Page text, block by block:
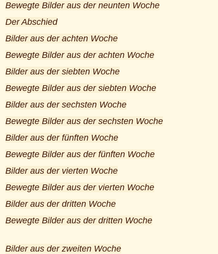
Bewegte Bilder aus der neunten Woche
Der Abschied
Bilder aus der achten Woche
Bewegte Bilder aus der achten Woche
Bilder aus der siebten Woche
Bewegte Bilder aus der siebten Woche
Bilder aus der sechsten Woche
Bewegte Bilder aus der sechsten Woche
Bilder aus der fünften Woche
Bewegte Bilder aus der fünften Woche
Bilder aus der vierten Woche
Bewegte Bilder aus der vierten Woche
Bilder aus der dritten Woche
Bewegte Bilder aus der dritten Woche
Bilder aus der zweiten Woche